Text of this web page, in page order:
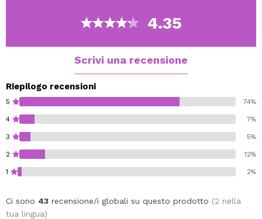
Vegan Cruelty Free. 4.35
Scrivi una recensione
Riepilogo recensioni
5 74%
4 7%
3 5%
2 12%
1 2%
Ci sono 43 recensione/i globali su questo prodotto (2 nella
tua lingua)